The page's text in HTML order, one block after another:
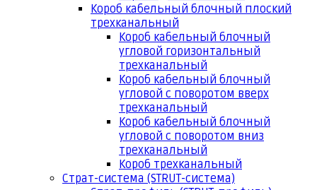
Короб кабельный блочный плоский
трехканальный
Короб кабельный блочный
угловой горизонтальный
трехканальный
Короб кабельный блочный
угловой с поворотом вверх
трехканальный
Короб кабельный блочный
угловой с поворотом вниз
трехканальный
Короб трехканальный
Страт-система (STRUT-система)